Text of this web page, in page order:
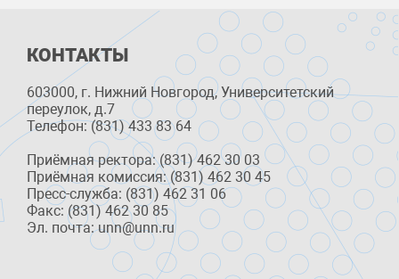
КОНТАКТЫ
603000, г. Нижний Новгород, Университетский
переулок, д.7
Телефон: (831) 433 83 64
Приёмная ректора: (831) 462 30 03
Приёмная комиссия: (831) 462 30 45
Пресс-служба: (831) 462 31 06
Факс: (831) 462 30 85
Эл. почта: unn@unn.ru